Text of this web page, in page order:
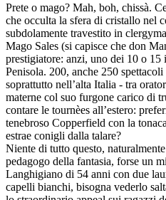
Prete o mago? Mah, boh, chissà.
che occulta la sfera di cristallo nel
subdolamente travestito in
Mago Sales (si capisce che don
prestigiatore: anzi, uno dei 10 o
Penisola. 200, anche 250
soprattutto nell’alta Italia - tra
materne col suo furgone carico di
contare le tournèes all’estero:
tenebroso Copperfield con la
estrae conigli dalla talare?
Niente di tutto questo,
pedagogo della fantasia, forse un
Langhigiano di 54 anni con due
capelli bianchi, bisogna vederlo